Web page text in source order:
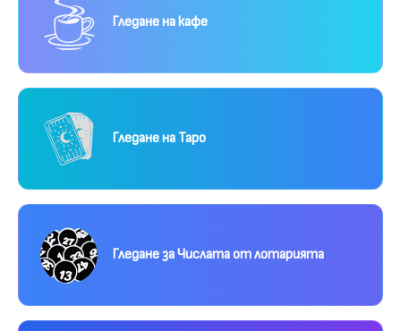
Гледане на кафе
Гледане на Таро
Гледане за Числата от лотарията